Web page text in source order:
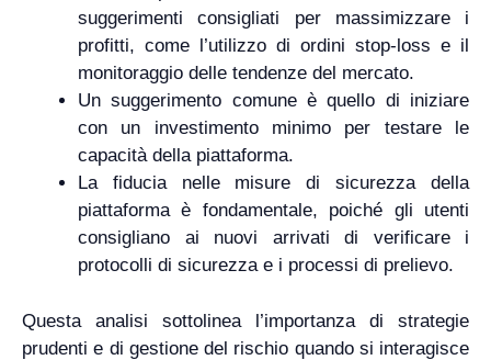
suggerimenti consigliati per massimizzare i
profitti, come l’utilizzo di ordini stop-loss e il
monitoraggio delle tendenze del mercato.
Un suggerimento comune è quello di iniziare
con un investimento minimo per testare le
capacità della piattaforma.
La fiducia nelle misure di sicurezza della
piattaforma è fondamentale, poiché gli utenti
consigliano ai nuovi arrivati ​​di verificare i
protocolli di sicurezza e i processi di prelievo.
Questa analisi sottolinea l’importanza di strategie
prudenti e di gestione del rischio quando si interagisce